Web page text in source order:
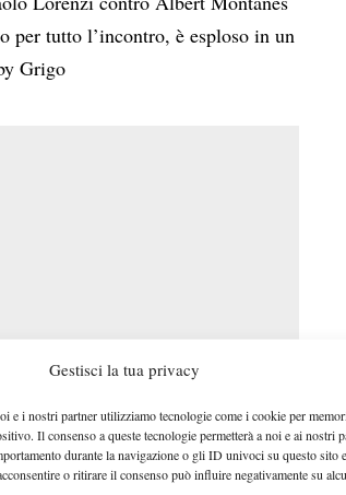
Gestisci la tua privacy
e i nostri partner utilizziamo tecnologie come i cookie per
Il consenso a queste tecnologie permetterà a noi e ai nostri
durante la navigazione o gli ID univoci su questo sito
o ritirare il consenso può influire negativamente su
per tutto l’incontro, è esploso in un
Grigo